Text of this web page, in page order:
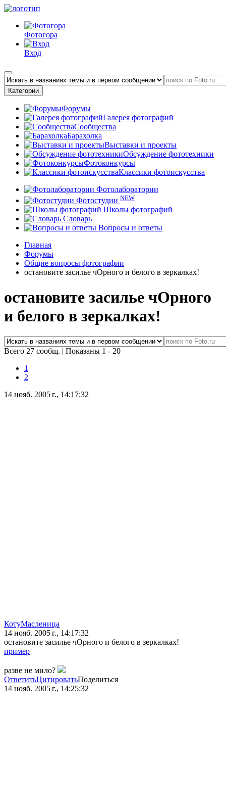
Фотогора
Вход
Категории
Форумы
Галерея фотографий
Сообщества
Барахолка
Выставки и проекты
Обсуждение фототехники
Фотоконкурсы
Классики фотоискусства
Фотолаборатории
Фотостудии NEW
Школы фотографий
Словарь
Вопросы и ответы
Главная
Форумы
Общие вопросы фотографии
остановите засилье чОрного и белого в зеркалках!
остановите засилье чОрного
и белого в зеркалках!
Всего 27 сообщ. | Показаны 1 - 20
1
2
14 нояб. 2005 г., 14:17:32
КотуМасленица
14 нояб. 2005 г., 14:17:32
остановите засилье чОрного и белого в зеркалках!
пример
разве не мило?
ОтветитьЦитироватьПоделиться
14 нояб. 2005 г., 14:25:32